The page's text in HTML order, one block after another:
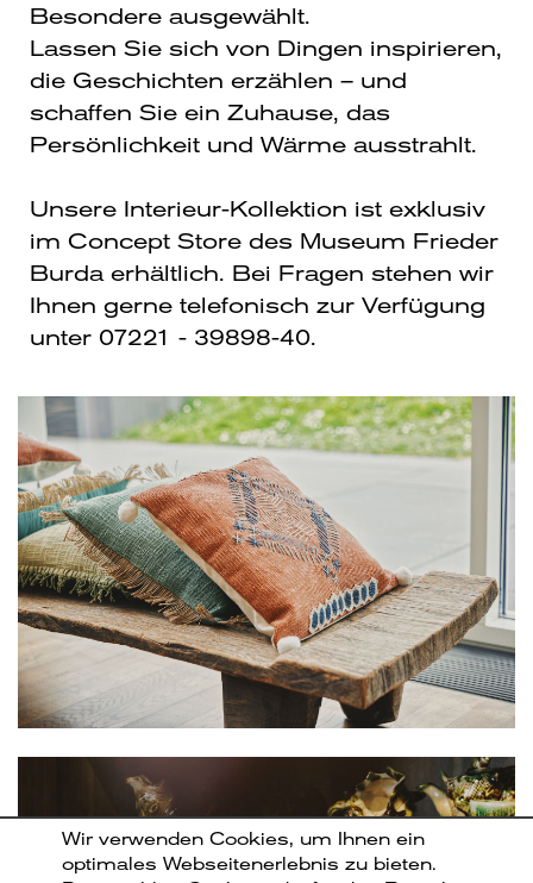
Besondere ausgewählt.
Lassen Sie sich von Dingen inspirieren,
die Geschichten erzählen – und
schaffen Sie ein Zuhause, das
Persönlichkeit und Wärme ausstrahlt.
Unsere Interieur-Kollektion ist exklusiv
im Concept Store des Museum Frieder
Burda erhältlich. Bei Fragen stehen wir
Ihnen gerne telefonisch zur Verfügung
unter 07221 - 39898-40.
Wir verwenden Cookies, um Ihnen ein
optimales Webseitenerlebnis zu bieten.